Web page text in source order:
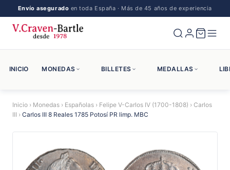
Envío asegurado en toda España · Más de 45 años de experiencia
INICIO MONEDAS BILLETES MEDALLAS
Inicio › Monedas › Españolas › Felipe V-Carlos IV (1700-1808) › Carlos
III › Carlos III 8 Reales 1785 Potosí PR limp. MBC